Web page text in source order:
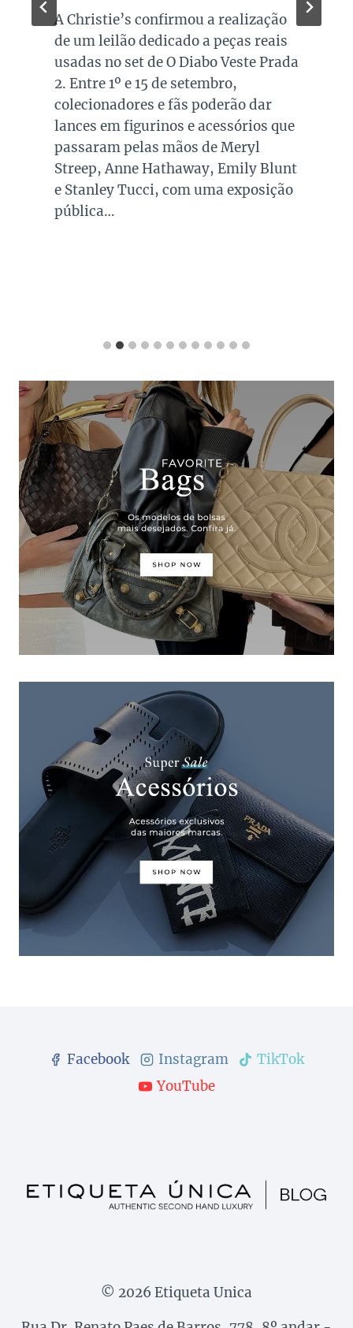
A Christie’s confirmou a realização
de um leilão dedicado a peças reais
usadas no set de O Diabo Veste Prada
2. Entre 1º e 15 de setembro,
colecionadores e fãs poderão dar
lances em figurinos e acessórios que
passaram pelas mãos de Meryl
Streep, Anne Hathaway, Emily Blunt
e Stanley Tucci, com uma exposição
pública…
Facebook Instagram
TikTok
YouTube
© 2026 Etiqueta Unica